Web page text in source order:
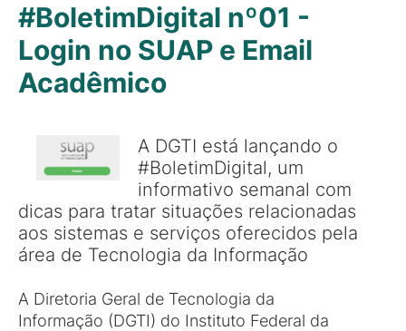
#BoletimDigital nº01 -
Login no SUAP e Email
Acadêmico
A DGTI está lançando o
#BoletimDigital, um
informativo semanal com
dicas para tratar situações relacionadas
aos sistemas e serviços oferecidos pela
área de Tecnologia da Informação
A Diretoria Geral de Tecnologia da
Informação (DGTI) do Instituto Federal da